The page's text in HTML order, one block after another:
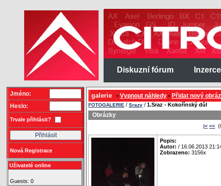
Diskuzní fórum Inzerce
Jméno:
Heslo:
Trvale přihlásit?
Nová Registrace
Uživatelé online
Guests: 0
galerie • Vypnout náhledy • Přidat nový
FOTOGALERIE / Srazy / 1.Sraz - Kokořínský důl
Obrázky
|< <<
Popis:
Autor: / 16.06.2013
Zobrazeno: 3156x